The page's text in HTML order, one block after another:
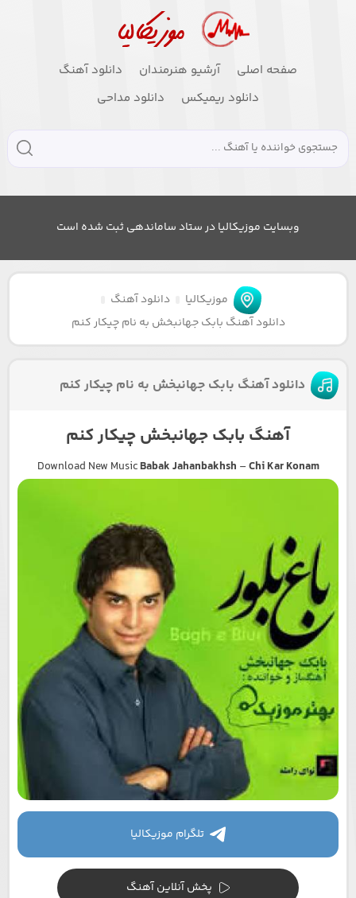
صفحه اصلی آرشیو هنرمندان
دانلود آهنگ
دانلود ریمیکس
دانلود مداحی
وبسایت موزیکالیا در ستاد ساماندهی ثبت شده است
موزیکالیا
دانلود آهنگ
دانلود آهنگ بابک جهانبخش به نام چیکار کنم
دانلود آهنگ بابک جهانبخش به نام چیکار کنم
آهنگ بابک جهانبخش چیکار کنم
Download New MusicBabak Jahanbakhsh –Chi Kar Konam
تلگرام موزیکالیا
پخش آنلاین آهنگ